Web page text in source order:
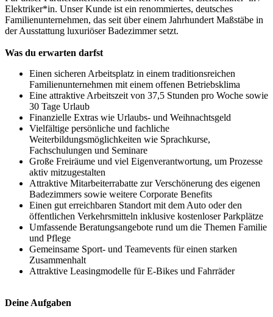
Elektriker*in. Unser Kunde ist ein renommiertes, deutsches
Familienunternehmen, das seit über einem Jahrhundert Maßstäbe in
der Ausstattung luxuriöser Badezimmer setzt.
Was du erwarten darfst
Einen sicheren Arbeitsplatz in einem traditionsreichen
Familienunternehmen mit einem offenen Betriebsklima
Eine attraktive Arbeitszeit von 37,5 Stunden pro Woche sowie
30 Tage Urlaub
Finanzielle Extras wie Urlaubs- und Weihnachtsgeld
Vielfältige persönliche und fachliche
Weiterbildungsmöglichkeiten wie Sprachkurse,
Fachschulungen und Seminare
Große Freiräume und viel Eigenverantwortung, um Prozesse
aktiv mitzugestalten
Attraktive Mitarbeiterrabatte zur Verschönerung des eigenen
Badezimmers sowie weitere Corporate Benefits
Einen gut erreichbaren Standort mit dem Auto oder den
öffentlichen Verkehrsmitteln inklusive kostenloser Parkplätze
Umfassende Beratungsangebote rund um die Themen Familie
und Pflege
Gemeinsame Sport- und Teamevents für einen starken
Zusammenhalt
Attraktive Leasingmodelle für E-Bikes und Fahrräder
Deine Aufgaben